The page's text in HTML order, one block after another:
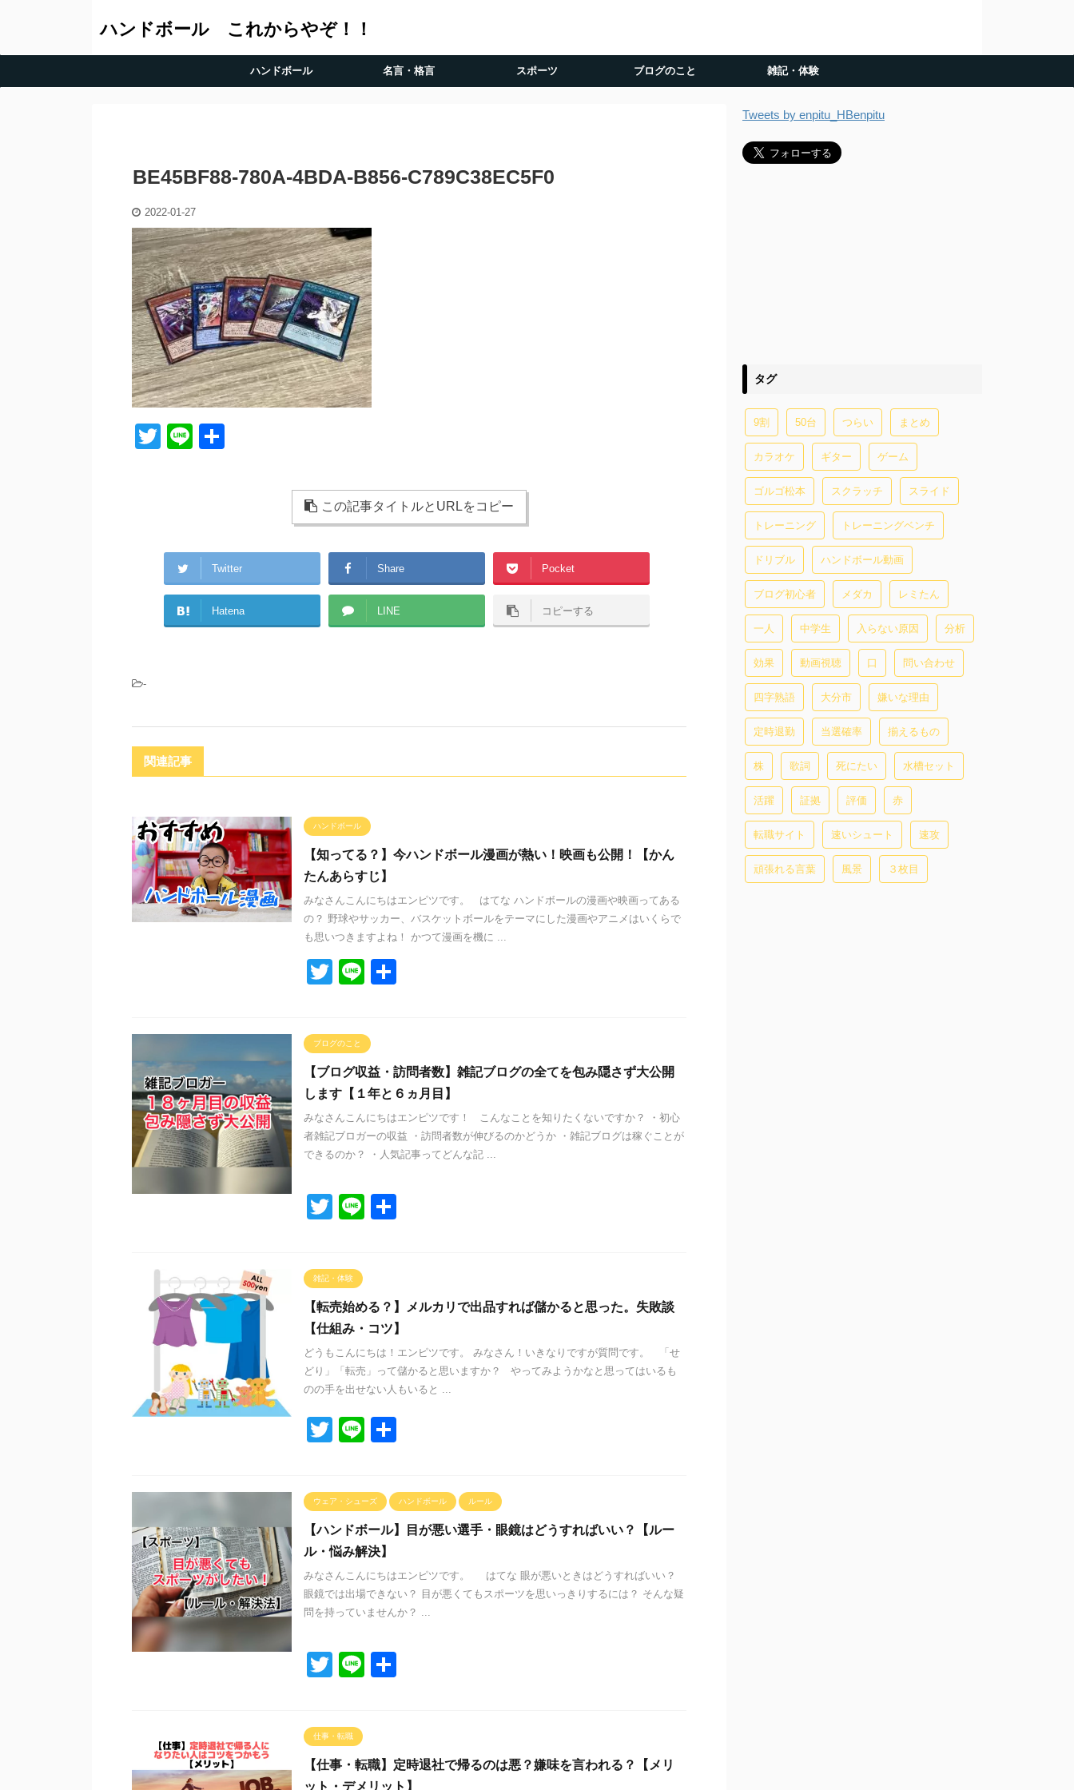
ハンドボール これからやぞ！！
ハンドボール 名言・格言 スポーツ ブログのこと 雑記・体験
BE45BF88-780A-4BDA-B856-C789C38EC5F0
2022-01-27
T
Li
この記事タイトルとURLをコピー
Twitter Share Pocket
Hatena LINE コピーする
-
関連記事
ハンドボール
【知ってる？】今ハンドボール漫画が熱い！映画も公開！【かん
たんあらすじ】
みなさんこんにちはエンピツです。 はてな ハンドボールの漫画や映画ってある
の？ 野球やサッカー、バスケットボールをテーマにした漫画やアニメはいくらで
も思いつきますよね！ かつて漫画を機に ...
T
er
Li
ブログのこと
【ブログ収益・訪問者数】雑記ブログの全てを包み隠さず大公開
します【１年と６ヵ月目】
みなさんこんにちはエンピツです！ こんなことを知りたくないですか？ ・初心
者雑記ブロガーの収益 ・訪問者数が伸びるのかどうか ・雑記ブログは稼ぐことが
できるのか？ ・人気記事ってどんな記 ...
T
er
Li
雑記・体験
【転売始める？】メルカリで出品すれば儲かると思った。失敗談
【仕組み・コツ】
どうもこんにちは！エンピツです。 みなさん！いきなりですが質問です。 「せ
どり」「転売」って儲かると思いますか？ やってみようかなと思ってはいるも
のの手を出せない人もいると ...
T
er
Li
ウェア・シューズ ハンドボール ルール
【ハンドボール】目が悪い選手・眼鏡はどうすればいい？【ルー
ル・悩み解決】
みなさんこんにちはエンピツです。 はてな 眼が悪いときはどうすればいい？
眼鏡では出場できない？ 目が悪くてもスポーツを思いっきりするには？ そんな疑
問を持っていませんか？ ...
T
er
Li
仕事・転職
【仕事・転職】定時退社で帰るのは悪？嫌味を言われる？【メリ
ット・デメリット】
Tweets by enpitu_HBenpitu
タグ
9割 50台 つらい まとめ
カラオケ ギター ゲーム
ゴルゴ松本 スクラッチ スライド
トレーニング トレーニングベンチ
ドリブル ハンドボール動画
ブログ初心者 メダカ レミたん
一人 中学生 入らない原因 分析
効果 動画視聴 口 問い合わせ
四字熟語 大分市 嫌いな理由
定時退勤 当選確率 揃えるもの
株 歌詞 死にたい 水槽セット
活躍 証拠 評価 赤
転職サイト 速いシュート 速攻
頑張れる言葉 風景 ３枚目